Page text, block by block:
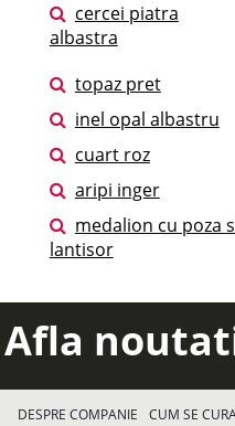
cercei piatra
albastra
topaz pret
inel opal albastru
cuart roz
aripi inger
medalion cu poza
lantisor
Afla
DESPRE COMPANIE CUM SE